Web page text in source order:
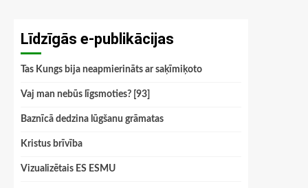
Līdzīgās e-publikācijas
Tas Kungs bija neapmierināts ar saķīmiķoto
Vaj man nebūs līgsmoties? [93]
Baznīcā dedzina lūgšanu grāmatas
Kristus brīvība
Vizualizētais ES ESMU